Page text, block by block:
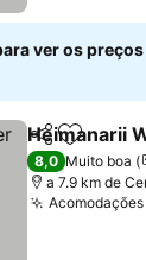
ver os preços
Partilhar
Heimanarii
8,0 Muito boa
a 7.9 km de